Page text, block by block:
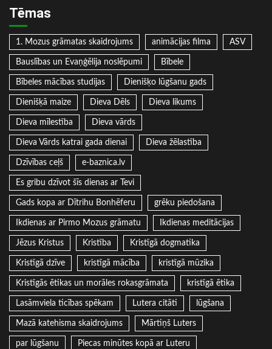
Tēmas
1. Mozus grāmatas skaidrojums animācijas filma ASV
Bauslības un Evaņģēlija noslēpumi Bībele
Bībeles mācības studijas Dienišķo lūgšanu gads
Dienišķā maize Dieva Dēls Dieva likums
Dieva mīlestība Dieva vārds
Dieva Vārds katrai gada dienai Dieva žēlastība
Dzīvības ceļš e-baznica.lv
Es gribu dzīvot šīs dienas ar Tevi
Gads kopa ar Dītrihu Bonhēferu grēku piedošana
Ikdienas ar Pirmo Mozus grāmatu Ikdienas meditācijas
Jēzus Kristus Kristība Kristīgā dogmatika
Kristīgā dzīve kristīgā mācība kristīgā mūzika
Kristīgās ētikas un morāles rokasgrāmata kristīgā ētika
Lasāmviela ticības spēkam Lutera citāti lūgšana
Mazā katehisma skaidrojums Mārtiņš Luters
par lūgšanu Piecas minūtes kopā ar Luteru